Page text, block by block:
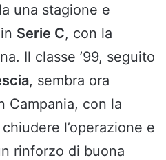
una stagione e
Serie C, con la
Il classe ’99, seguito
, sembra ora
Campania, con la
l’operazione e
rinforzo di buona